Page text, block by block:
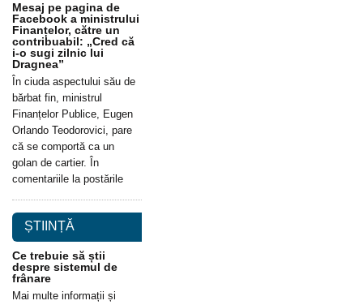
Mesaj pe pagina de
Facebook a ministrului
Finanțelor, către un
contribuabil: „Cred că
i-o sugi zilnic lui
Dragnea”
În ciuda aspectului său de
bărbat fin, ministrul
Finanțelor Publice, Eugen
Orlando Teodorovici, pare
că se comportă ca un
golan de cartier. În
comentariile la postările
ȘTIINȚĂ
Ce trebuie să știi
despre sistemul de
frânare
Mai multe informații și